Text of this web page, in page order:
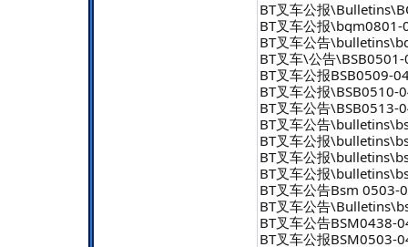
BT叉车公报
BT叉车公报
BT叉车公告
BT叉车\公告
BT叉车公报BSB0509-
BT叉车公报\BSB0510-
BT叉车公告\BSB0513-
BT叉车公告
BT叉车公报
BT叉车公报
BT叉车公报
BT叉车公告Bsm 0503-
BT叉车公告
BT叉车公告BSM0438-
BT叉车公报BSM0503-